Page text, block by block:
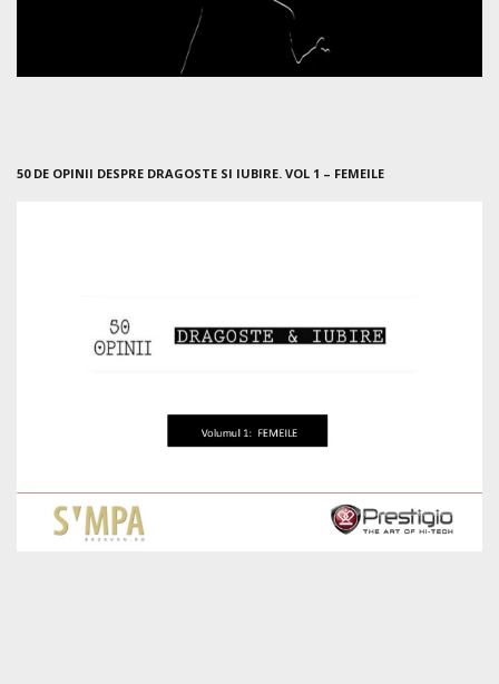
50 DE OPINII DESPRE DRAGOSTE SI IUBIRE. VOL 1 – FEMEILE